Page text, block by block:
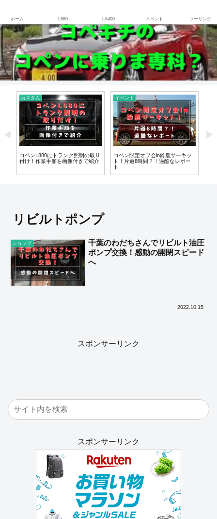
カスタム
コペンL880にトランク照明の取り
付け！作業手順を画像付きで紹介
イベント
コペン限定オフ会in鈴鹿サーキッ
ト！片道8時間？！過酷なレポー
ト
リビルトポンプ
ショップ
千葉のわだちさんでリビルト油圧
ポンプ交換！感動の開閉スピード
へ
2022.10.15
スポンサーリンク
スポンサーリンク
ホーム L880 LA400 イベント ツーリング